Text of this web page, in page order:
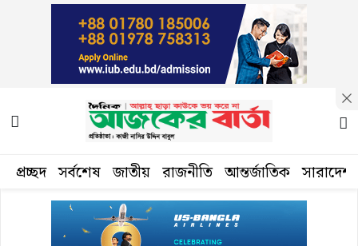
প্রচ্ছদ সর্বশেষ জাতীয় রাজনীতি আন্তর্জাতিক সারাদেশ